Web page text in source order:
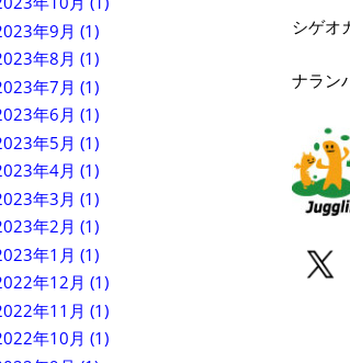
年9月 (1)
年8月 (1)
年7月 (1)
年6月 (1)
年5月 (1)
年4月 (1)
年3月 (1)
年2月 (1)
年1月 (1)
年12月 (1)
年11月 (1)
年10月 (1)
シゲオ
ナラン